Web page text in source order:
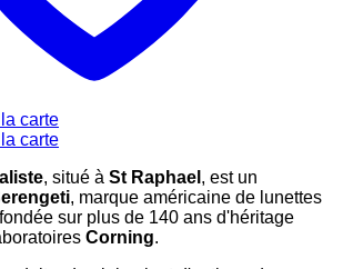
carte
carte
, situé à St Raphael , est un
, marque américaine de lunettes
sur plus de 140 ans d'héritage
Corning.